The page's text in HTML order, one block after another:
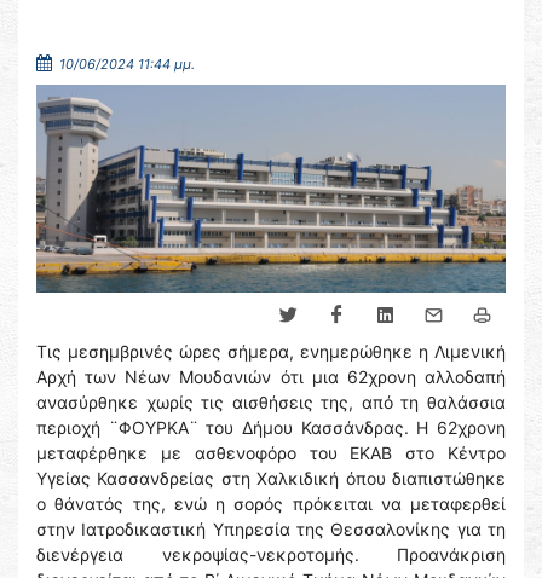
10/06/2024 11:44 μμ.
Τις μεσημβρινές ώρες σήμερα, ενημερώθηκε η Λιμενική
Αρχή των Νέων Μουδανιών ότι μια 62χρονη αλλοδαπή
ανασύρθηκε χωρίς τις αισθήσεις της, από τη θαλάσσια
περιοχή ¨ΦΟΥΡΚΑ¨ του Δήμου Κασσάνδρας. Η 62χρονη
μεταφέρθηκε με ασθενοφόρο του ΕΚΑΒ στο Κέντρο
Υγείας Κασσανδρείας στη Χαλκιδική όπου διαπιστώθηκε
ο θάνατός της, ενώ η σορός πρόκειται να μεταφερθεί
στην Ιατροδικαστική Υπηρεσία της Θεσσαλονίκης για τη
διενέργεια νεκροψίας-νεκροτομής. Προανάκριση